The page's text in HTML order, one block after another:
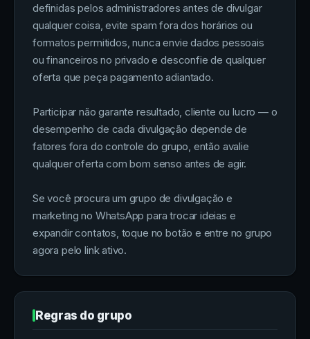
definidas pelos administradores antes de divulgar
qualquer coisa, evite spam fora dos horários ou
formatos permitidos, nunca envie dados pessoais
ou financeiros no privado e desconfie de qualquer
oferta que peça pagamento adiantado.
Participar não garante resultado, cliente ou lucro — o
desempenho de cada divulgação depende de
fatores fora do controle do grupo, então avalie
qualquer oferta com bom senso antes de agir.
Se você procura um grupo de divulgação e
marketing no WhatsApp para trocar ideias e
expandir contatos, toque no botão e entre no grupo
agora pelo link ativo.
Regras do grupo